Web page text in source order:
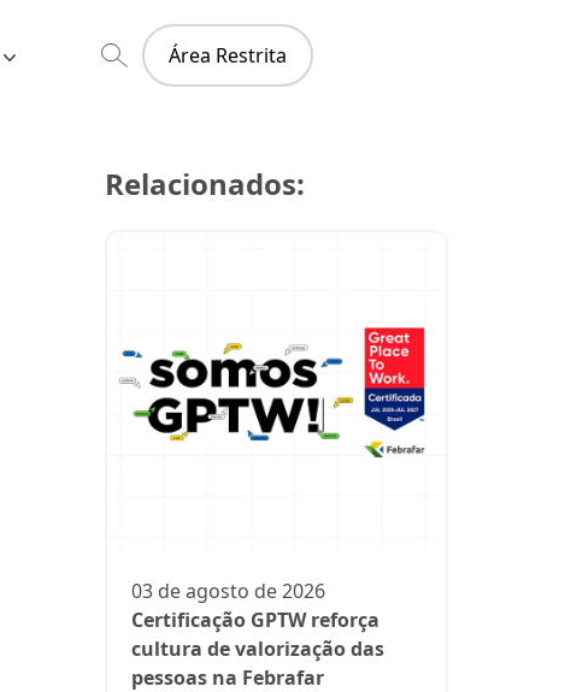
Área Restrita
Relacionados:
03 de agosto de 2026
Certificação GPTW reforça
cultura de valorização das
pessoas na Febrafar